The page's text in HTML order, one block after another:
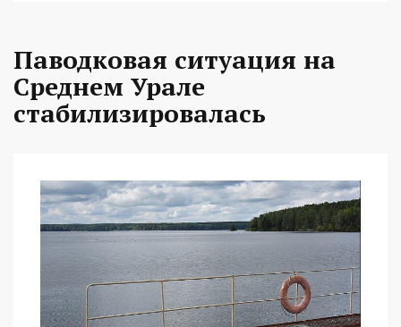
Паводковая ситуация на
Среднем Урале
стабилизировалась